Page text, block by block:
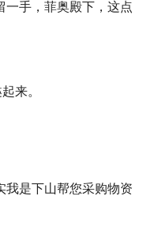
一手，菲奥殿下，这点
来。
我是下山帮您采购物资